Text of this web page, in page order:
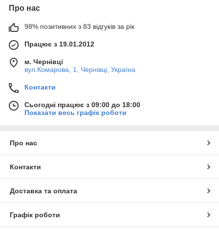
Про нас
98% позитивних з 83 відгуків за рік
Працює з 19.01.2012
м. Чернівці
вул.Комарова, 1, Чернівці, Україна
Контакти
Сьогодні працює з 09:00 до 18:00
Показати весь графік роботи
Про нас
Контакти
Доставка та оплата
Графік роботи